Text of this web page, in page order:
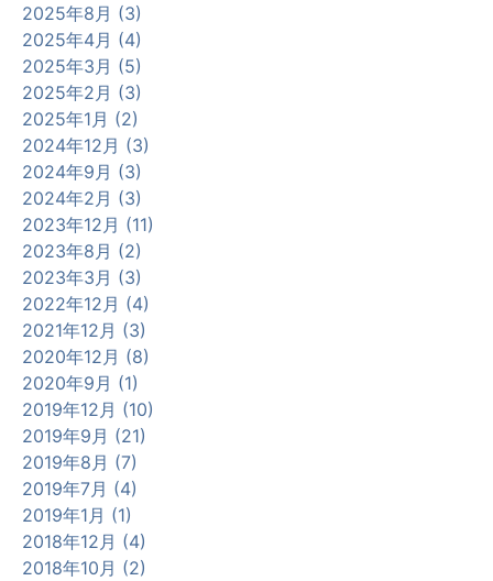
2025年8月 (3)
2025年4月 (4)
2025年3月 (5)
2025年2月 (3)
2025年1月 (2)
2024年12月 (3)
2024年9月 (3)
2024年2月 (3)
2023年12月 (11)
2023年8月 (2)
2023年3月 (3)
2022年12月 (4)
2021年12月 (3)
2020年12月 (8)
2020年9月 (1)
2019年12月 (10)
2019年9月 (21)
2019年8月 (7)
2019年7月 (4)
2019年1月 (1)
2018年12月 (4)
2018年10月 (2)